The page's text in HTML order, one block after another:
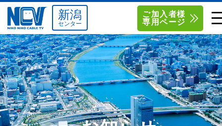
南東北センター（米沢） 0238-24-2525
南東北センター（福島） 0120-173-577
函館センター 0138-34-2525
単品サービス
単品料金
お得なセットプラン
南東北センター(米沢) 南東北センター(福島)
新潟
センター
ご加入者様
専用ページ